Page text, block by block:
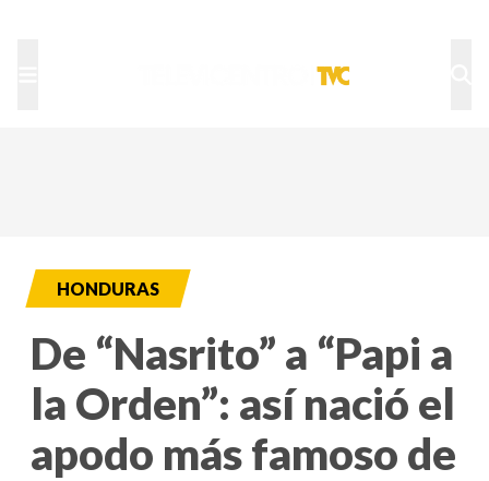
HONDURAS
De “Nasrito” a “Papi a
la Orden”: así nació el
apodo más famoso de